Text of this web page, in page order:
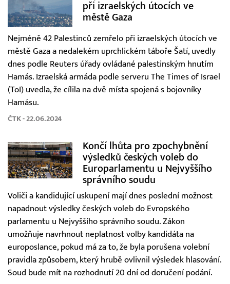
při izraelských útocích ve
městě Gaza
Nejméně 42 Palestinců zemřelo při izraelských útocích ve
městě Gaza a nedalekém uprchlickém táboře Šatí, uvedly
dnes podle Reuters úřady ovládané palestinským hnutím
Hamás. Izraelská armáda podle serveru The Times of Israel
(ToI) uvedla, že cílila na dvě místa spojená s bojovníky
Hamásu.
ČTK - 22.06.2024
Končí lhůta pro zpochybnění
výsledků českých voleb do
Europarlamentu u Nejvyššího
správního soudu
Voliči a kandidující uskupení mají dnes poslední možnost
napadnout výsledky českých voleb do Evropského
parlamentu u Nejvyššího správního soudu. Zákon
umožňuje navrhnout neplatnost volby kandidáta na
europoslance, pokud má za to, že byla porušena volební
pravidla způsobem, který hrubě ovlivnil výsledek hlasování.
Soud bude mít na rozhodnutí 20 dní od doručení podání.